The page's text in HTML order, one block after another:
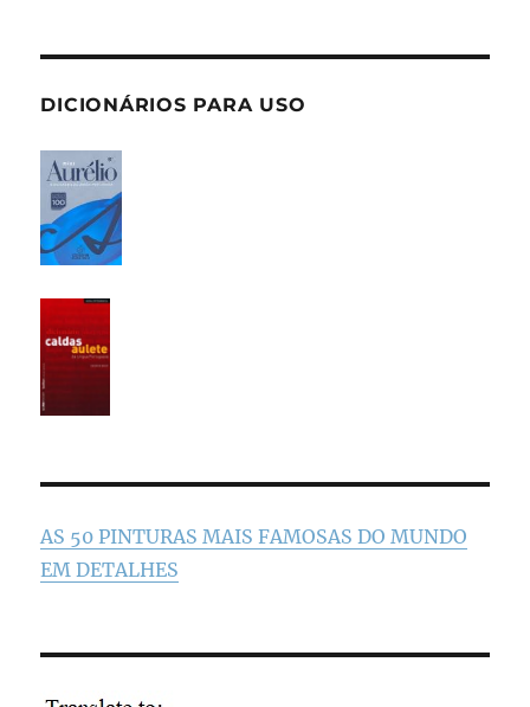
DICIONÁRIOS PARA USO
AS 50 PINTURAS MAIS FAMOSAS DO MUNDO
EM DETALHES